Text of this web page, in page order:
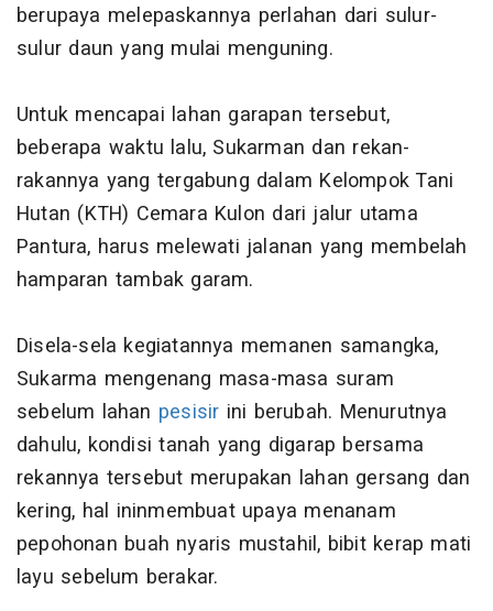
berupaya melepaskannya perlahan dari sulur-
sulur daun yang mulai menguning.
Untuk mencapai lahan garapan tersebut,
beberapa waktu lalu, Sukarman dan rekan-
rakannya yang tergabung dalam Kelompok Tani
Hutan (KTH) Cemara Kulon dari jalur utama
Pantura, harus melewati jalanan yang membelah
hamparan tambak garam.
Disela-sela kegiatannya memanen samangka,
Sukarma mengenang masa-masa suram
sebelum lahan pesisir ini berubah. Menurutnya
dahulu, kondisi tanah yang digarap bersama
rekannya tersebut merupakan lahan gersang dan
kering, hal ininmembuat upaya menanam
pepohonan buah nyaris mustahil, bibit kerap mati
layu sebelum berakar.